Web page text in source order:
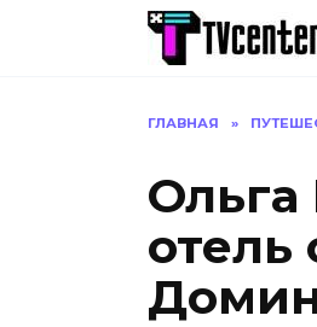
ГЛАВНАЯ »
отель